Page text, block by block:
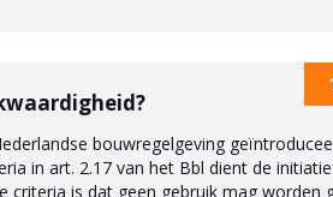
bouwregelgeving
in art. 2.17 van het Bbl dient de
criteria is dat geen gebruik mag worden